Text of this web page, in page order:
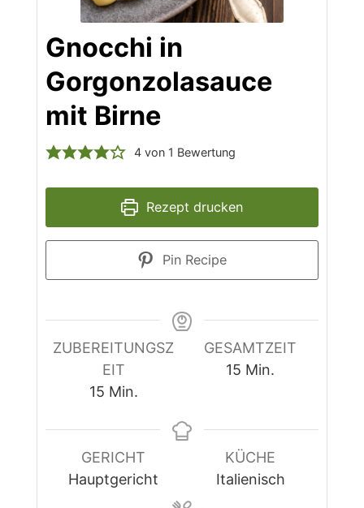
Gnocchi in
Gorgonzolasauce
mit Birne
4von 1 Bewertung
Rezept drucken
Pin Recipe
ZUBEREITUNGSZ
EIT
15Minuten
Min.
GESAMTZEIT
15 Minuten
Min.
GERICHT
Hauptgericht
KÜCHE
Italienisch